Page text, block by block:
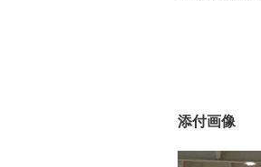
添付画像